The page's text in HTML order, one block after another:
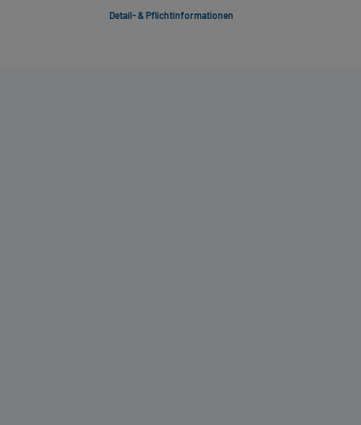
Detail- & Pflichtinformationen